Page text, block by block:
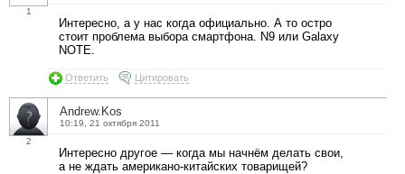
1
Интересно, а у нас когда официально. А то остро
стоит проблема выбора смартфона. N9 или Galaxy
NOTE.
Ответить Цитировать
2
Andrew.Kos
10:19, 21 октября 2011
Интересно другое — когда мы начнём делать свои,
а не ждать американо-китайских товарищей?